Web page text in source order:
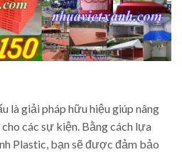
là giải pháp hữu hiệu giúp nâng
các sự kiện. Bằng cách lựa
Plastic, bạn sẽ được đảm bảo